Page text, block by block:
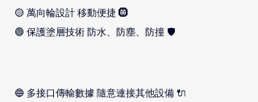
🟡 萬向輪設計 移動便捷 🛞
🟢 保護塗層技術 防水、防塵、防撞 🛡️
🔵 多接口傳輸數據 隨意連接其他設備 🔌